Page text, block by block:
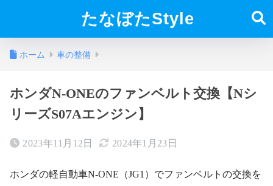
たなぼたStyle
ホーム 車の整備
ホンダN-ONEのファンベルト交換【Nシ
リーズS07Aエンジン】
2023年11月12日 2024年1月23日
ホンダの軽自動車N-ONE（JG1）でファンベルトの交換を